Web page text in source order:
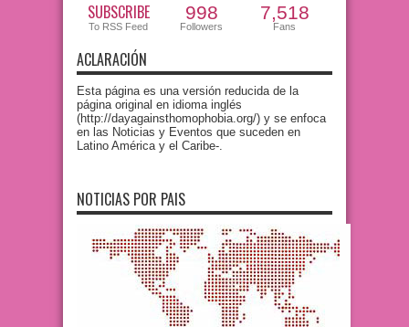
SUBSCRIBE
To RSS Feed
998
Followers
7,518
Fans
ACLARACIÓN
Esta página es una versión reducida de la
página original en idioma inglés
(http://dayagainsthomophobia.org/) y se enfoca
en las Noticias y Eventos que suceden en
Latino América y el Caribe-.
NOTICIAS POR PAIS